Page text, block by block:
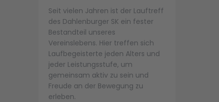
Seit vielen Jahren ist der Lauftreff
des Dahlenburger SK ein fester
Bestandteil unseres
Vereinslebens. Hier treffen sich
Laufbegeisterte jeden Alters und
jeder Leistungsstufe, um
gemeinsam aktiv zu sein und
Freude an der Bewegung zu
erleben.